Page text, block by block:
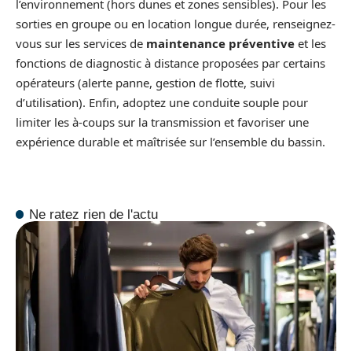
l’environnement (hors dunes et zones sensibles). Pour les
sorties en groupe ou en location longue durée, renseignez-
vous sur les services de maintenance préventive et les
fonctions de diagnostic à distance proposées par certains
opérateurs (alerte panne, gestion de flotte, suivi
d’utilisation). Enfin, adoptez une conduite souple pour
limiter les à-coups sur la transmission et favoriser une
expérience durable et maîtrisée sur l’ensemble du bassin.
Ne ratez rien de l'actu